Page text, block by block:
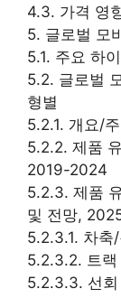
4.3. 가격 영
5. 글로벌 모
5.1. 주요 하
5.2. 글로벌
형별
5.2.1. 개요/
5.2.2. 제품
2019-2024
5.2.3. 제품
및 전망,
5.2.3.1. 차축
5.2.3.2. 트랙
5.2.3.3. 선회